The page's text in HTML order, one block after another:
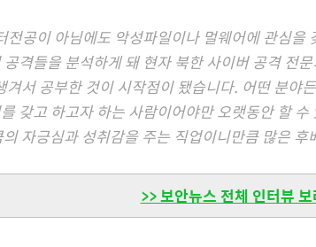
전공이 아님에도 악성파일이나 멀웨어에 관심을
공격들을 분석하게 돼 현자 북한 사이버 공격 전
겨서 공부한 것이 시작점이 됐습니다. 어떤 분야
갖고 하고자 하는 사람이어야만 오랫동안 할
의 자긍심과 성취감을 주는 직업이니만큼 많은
>> 보안뉴스 전체 인터뷰